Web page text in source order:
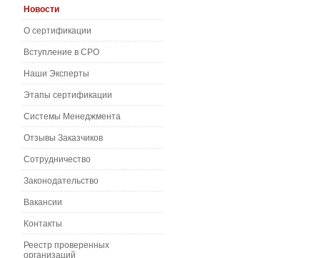
Новости
О сертификации
Вступление в СРО
Наши Эксперты
Этапы сертификации
Системы Менеджмента
Отзывы Заказчиков
Сотрудничество
Законодательство
Вакансии
Контакты
Реестр проверенных
организаций